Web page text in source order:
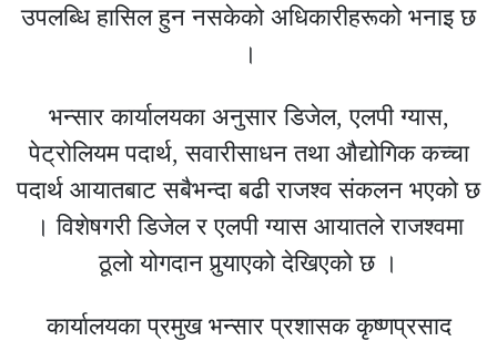
उपलब्धि हासिल हुन नसकेको अधिकारीहरूको भनाइ छ
।
भन्सार कार्यालयका अनुसार डिजेल, एलपी ग्यास,
पेट्रोलियम पदार्थ, सवारीसाधन तथा औद्योगिक कच्चा
पदार्थ आयातबाट सबैभन्दा बढी राजश्व संकलन भएको छ
। विशेषगरी डिजेल र एलपी ग्यास आयातले राजश्वमा
ठूलो योगदान पुर्‍याएको देखिएको छ ।
कार्यालयका प्रमुख भन्सार प्रशासक कृष्णप्रसाद